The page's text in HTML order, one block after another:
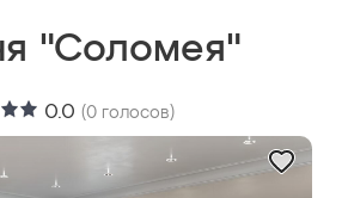
"Соломея"
0.0 (0 голосов)